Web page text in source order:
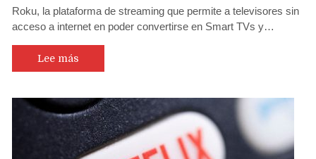
Roku, la plataforma de streaming que permite a televisores sin
acceso a internet en poder convertirse en Smart TVs y…
Lee más